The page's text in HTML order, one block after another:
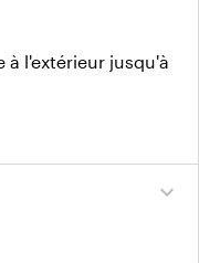
à l'extérieur jusqu'à
expand_more